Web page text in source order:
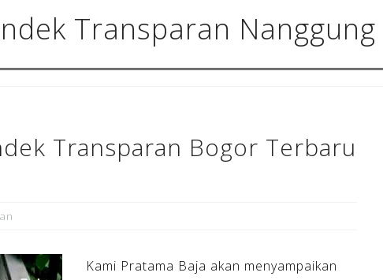
Transparan Nanggung
Transparan Bogor Terbaru
Kami Pratama Baja akan menyampaikan